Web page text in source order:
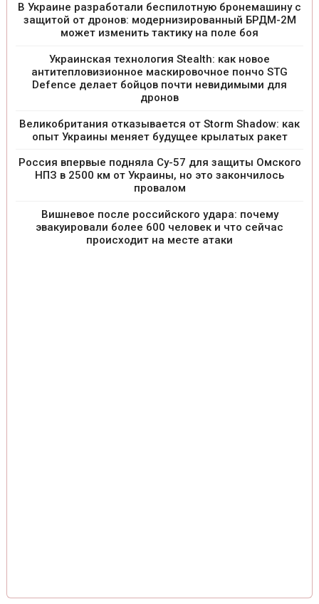
В Украине разработали беспилотную бронемашину с
защитой от дронов: модернизированный БРДМ-2М
может изменить тактику на поле боя
Украинская технология Stealth: как новое
антитепловизионное маскировочное пончо STG
Defence делает бойцов почти невидимыми для
дронов
Великобритания отказывается от Storm Shadow: как
опыт Украины меняет будущее крылатых ракет
Россия впервые подняла Су-57 для защиты Омского
НПЗ в 2500 км от Украины, но это закончилось
провалом
Вишневое после российского удара: почему
эвакуировали более 600 человек и что сейчас
происходит на месте атаки